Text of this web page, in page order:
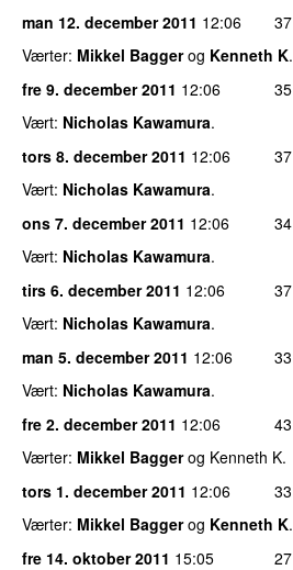
man 12. december 2011 12:06
37
Værter: Mikkel Baggerog Kenneth K.
fre 9. december 2011 12:06
35
Vært: Nicholas Kawamura.
tors 8. december 2011 12:06
37
Vært: Nicholas Kawamura.
ons 7. december 2011 12:06
34
Vært: Nicholas Kawamura.
tirs 6. december 2011 12:06
37
Vært: Nicholas Kawamura.
man 5. december 2011 12:06
33
Vært: Nicholas Kawamura.
fre 2. december 2011 12:06
43
Værter: Mikkel Baggerog Kenneth K.
tors 1. december 2011 12:06
33
Værter: Mikkel Baggerog Kenneth K.
fre 14. oktober 2011 15:05
27